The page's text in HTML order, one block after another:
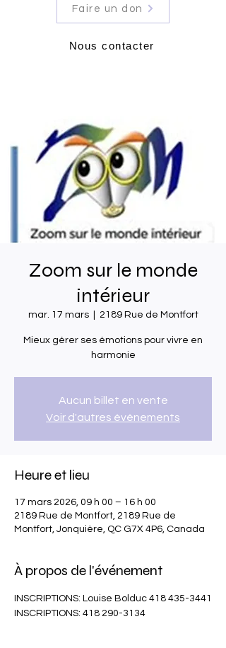
Faire un don
Nous contacter
Zoom sur le monde
intérieur
mar. 17 mars
  |
2189 Rue de Montfort
Mieux gérer ses émotions pour vivre en
harmonie
Aucun billet en vente
Voir d'autres événements
Heure et lieu
17 mars 2026, 09 h 00 – 16 h 00
2189 Rue de Montfort, 2189 Rue de
Montfort, Jonquière, QC G7X 4P6, Canada
À propos de l'événement
INSCRIPTIONS: Louise Bolduc 418 435-3441
INSCRIPTIONS: 418 290-3134